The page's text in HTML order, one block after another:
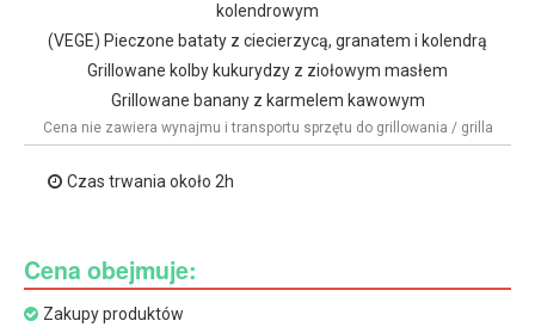
kolendrowym
(VEGE) Pieczone bataty z ciecierzycą, granatem i kolendrą
Grillowane kolby kukurydzy z ziołowym masłem
Grillowane banany z karmelem kawowym
Cena nie zawiera wynajmu i transportu sprzętu do grillowania / grilla
Czas trwania około 2h
Cena obejmuje:
Zakupy produktów